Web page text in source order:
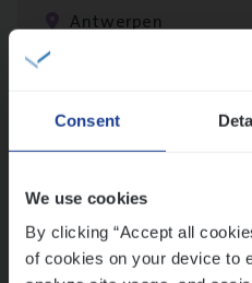
Consent
We use cookies
By clicking “Accept all
of cookies on your device to
Antwerpen
Lees onze verhalen
versterken
Mathias houdt van
humor